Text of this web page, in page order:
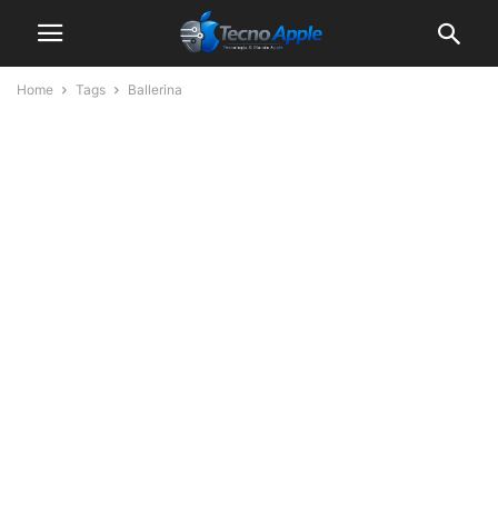
Home Tags Ballerina